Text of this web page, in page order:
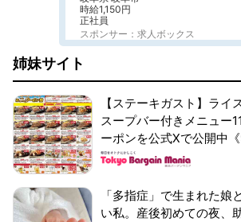
時給1,150円
正社員
スポンサー：求人ボックス
姉妹サイト
【ステーキガスト】ライ
スープバー付きメニュー
ーポンを公式Xで公開中
「多指症」で生まれた娘
い私。産後初めての夜、